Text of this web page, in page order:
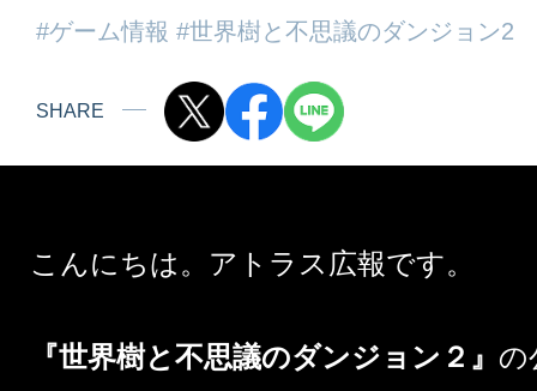
#ゲーム情報 #世界樹と不思議のダンジョン2
SHARE
こんにちは。アトラス広報です。
『世界樹と不思議のダンジョン２』 の